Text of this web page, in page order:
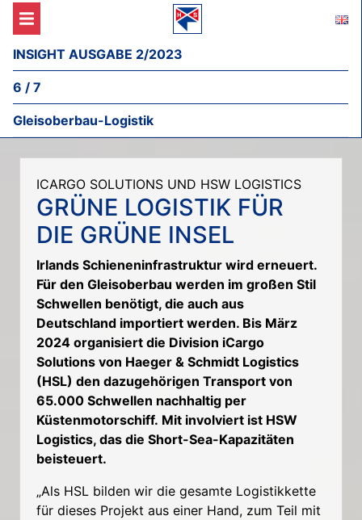
INSIGHT AUSGABE 2/2023
6 / 7
Gleisoberbau-Logistik
ICARGO SOLUTIONS UND HSW LOGISTICS
GRÜNE LOGISTIK FÜR
DIE GRÜNE INSEL
Irlands Schieneninfrastruktur wird erneuert.
Für den Gleisoberbau werden im großen Stil
Schwellen benötigt, die auch aus
Deutschland importiert werden. Bis März
2024 organisiert die Division iCargo
Solutions von Haeger & Schmidt Logistics
(HSL) den dazugehörigen Transport von
65.000 Schwellen nachhaltig per
Küstenmotorschiff. Mit involviert ist HSW
Logistics, das die Short-Sea-Kapazitäten
beisteuert.
„Als HSL bilden wir die gesamte Logistikkette
für dieses Projekt aus einer Hand, zum Teil mit